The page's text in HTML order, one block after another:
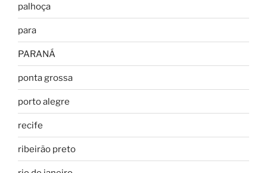
palhoça
para
PARANÁ
ponta grossa
porto alegre
recife
ribeirão preto